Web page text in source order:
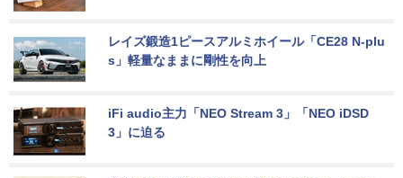
レイズ鍛造1ピースアルミホイール「CE28 N-plu
s」軽量なままに剛性を向上
iFi audio主力「NEO Stream 3」「NEO iDSD
3」に迫る